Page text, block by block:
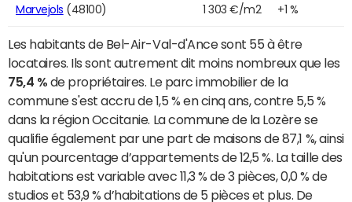
Marvejols (48100) 1 303 €/m2 +1 %
Les habitants de Bel-Air-Val-d'Ance sont 55 à être
locataires. Ils sont autrement dit moins nombreux que les
75,4 % de propriétaires. Le parc immobilier de la
commune s'est accru de 1,5 % en cinq ans, contre 5,5 %
dans la région Occitanie. La commune de la Lozère se
qualifie également par une part de maisons de 87,1 %, ainsi
qu'un pourcentage d’appartements de 12,5 %. La taille des
habitations est variable avec 11,3 % de 3 pièces, 0,0 % de
studios et 53,9 % d’habitations de 5 pièces et plus. De